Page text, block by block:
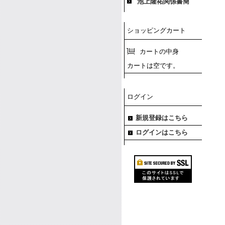
ショッピングカート
カートの中身
カートは空です。
ログイン
新規登録はこちら
ログインはこちら